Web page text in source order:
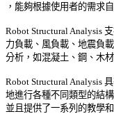
，能夠根據使用者的需求
Robot Structural Analysis
力負載、風負載、地震負
分析，如混凝土、鋼、木
Robot Structural Analysis
地進行各種不同類型的結
並且提供了一系列的教學